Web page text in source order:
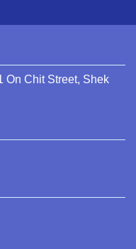
On Chit Street, Shek